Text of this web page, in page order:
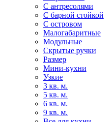
С антресолями
С барной стойкой
С островом
Малогабаритные
Модульные
Скрытые ручки
Размер
Мини-кухни
Узкие
3 кв. м.
5 кв. м.
6 кв. м.
9 кв. м.